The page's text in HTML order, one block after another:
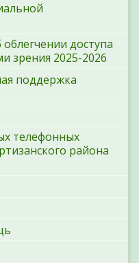
доступа
зрения 2025-2026
поддержка
телефонных
района